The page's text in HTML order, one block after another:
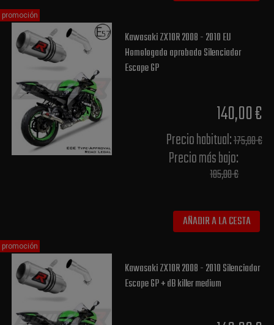
Kawasaki ZX10R 2008 - 2010 EU
Homologado aprobado Silenciador
Escape GP
140,00 €
Precio habitual​:175,00 €
Precio más bajo​:
185,00 €
AÑADIR A LA CESTA
promoción
Kawasaki ZX10R 2008 - 2010 Silenciador
Escape GP + dB killer medium
promoción